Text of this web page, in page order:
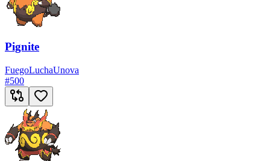
Pignite
FuegoLuchaUnova
#500